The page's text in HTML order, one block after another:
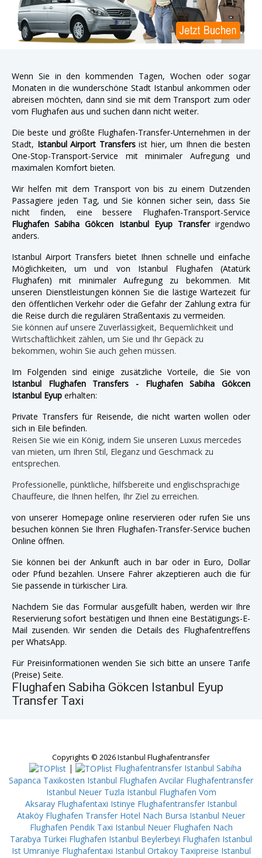
Wenn Sie in den kommenden Tagen, Wochen oder sogar
Monaten in die wunderschöne Stadt Istanbul ankommen oder
abreisen möchten, dann sind sie mit dem Transport zum oder
vom Flughafen aus und suchen dann nicht weiter.
Die beste und größte Flughafen-Transfer-Unternehmen in der
Stadt, Istanbul Airport Transfersist hier, um Ihnen die besten
One-Stop-Transport-Service mit minimaler Aufregung und
maximalen Komfort bieten.
Wir helfen mit dem Transport von bis zu einem Dutzenden
Passagiere jeden Tag, und Sie können sicher sein, dass Sie
nicht finden, eine bessere Flughafen-Transport-Service
Flughafen Sabiha Gökcen Istanbul Eyup Transferirgendwo
anders.
Istanbul Airport Transfers bietet Ihnen schnelle und einfache
Möglichkeiten, um und von Istanbul Flughafen (Atatürk
Flughafen) mit minimaler Aufregung zu bekommen. Mit
unseren Dienstleistungen können Sie die lästige Wartezeit für
den öffentlichen Verkehr oder die Gefahr der Zahlung extra für
die Reise durch die regulären Straßentaxis zu vermeiden.
Sie können auf unsere Zuverlässigkeit, Bequemlichkeit und
Wirtschaftlichkeit zählen, um Sie und Ihr Gepäck zu
bekommen, wohin Sie auch gehen müssen.
Im Folgenden sind einige zusätzliche Vorteile, die Sie von
Istanbul Flughafen Transfers - Flughafen Sabiha Gökcen
Istanbul Eyup erhalten:
Private Transfers für Reisende, die nicht warten wollen oder
sich in Eile befinden.
Reisen Sie wie ein König, indem Sie unseren Luxus mercedes
van mieten, um Ihren Stil, Eleganz und Geschmack zu
entsprechen.
Professionelle, pünktliche, hilfsbereite und englischsprachige
Chauffeure, die Ihnen helfen, Ihr Ziel zu erreichen.
von unserer Homepage online reservieren oder rufen Sie uns
besuchen können Sie Ihren Flughafen-Transfer-Service buchen
Online öffnen.
Sie können bei der Ankunft auch in bar oder in Euro, Dollar
oder Pfund bezahlen. Unsere Fahrer akzeptieren auch die für
Sie passende in türkischer Lira.
Nachdem Sie das Formular ausgefüllt haben, werden wir Ihre
Reservierung sofort bestätigen und Ihnen eine Bestätigungs-E-
Mail zusenden. Wir senden die Details des Flughafentreffens
per WhatsApp.
Für Preisinformationen wenden Sie sich bitte an unsere Tarife
(Preise) Seite.
Flughafen Sabiha Gökcen Istanbul Eyup
Transfer Taxi
Copyrights © 2026 Istanbul Flughafentransfer
|
Flughafentransfer Istanbul Sabiha
Sapanca Taxikosten Istanbul Flughafen Avcilar Flughafentransfer
Istanbul Neuer Tuzla Istanbul Flughafen Vom
Aksaray Flughafentaxi Istinye Flughafentransfer Istanbul
Ataköy Flughafen Transfer Hotel Nach Bursa Istanbul Neuer
Flughafen Pendik Taxi Istanbul Neuer Flughafen Nach
Tarabya Türkei Flughafen Istanbul Beylerbeyi Flughafen Istanbul
Ist Umraniye Flughafentaxi Istanbul Ortakoy Taxipreise Istanbul